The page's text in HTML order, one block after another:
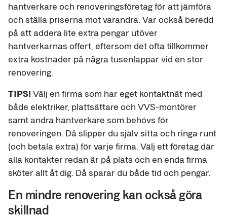
hantverkare och renoveringsföretag för att jämföra
och ställa priserna mot varandra. Var också beredd
på att addera lite extra pengar utöver
hantverkarnas offert, eftersom det ofta tillkommer
extra kostnader på några tusenlappar vid en stor
renovering.
TIPS! Välj en firma som har eget kontaktnät med
både elektriker, plattsättare och VVS-montörer
samt andra hantverkare som behövs för
renoveringen. Då slipper du själv sitta och ringa runt
(och betala extra) för varje firma. Välj ett företag där
alla kontakter redan är på plats och en enda firma
sköter allt åt dig. Då sparar du både tid och pengar.
En mindre renovering kan också göra
skillnad